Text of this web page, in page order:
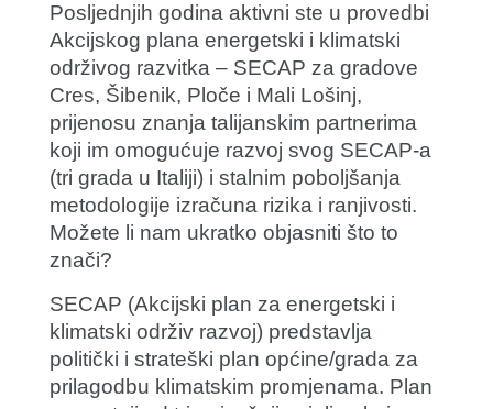
Posljednjih godina aktivni ste u provedbi
Akcijskog plana energetski i klimatski
održivog razvitka – SECAP za gradove
Cres, Šibenik, Ploče i Mali Lošinj,
prijenosu znanja talijanskim partnerima
koji im omogućuje razvoj svog SECAP-a
(tri grada u Italiji) i stalnim poboljšanja
metodologije izračuna rizika i ranjivosti.
Možete li nam ukratko objasniti što to
znači?
SECAP (Akcijski plan za energetski i
klimatski održiv razvoj) predstavlja
politički i strateški plan općine/grada za
prilagodbu klimatskim promjenama. Plan